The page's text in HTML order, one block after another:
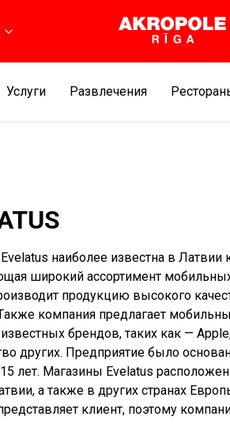
Услуги Развлечения
наиболее известна в Латвии
широкий ассортимент
продукцию высокого
компания предлагает
брендов, таких как —
других. Предприятие было
15 лет. Магазины Evelatus
а также в других странах
клиент, поэтому